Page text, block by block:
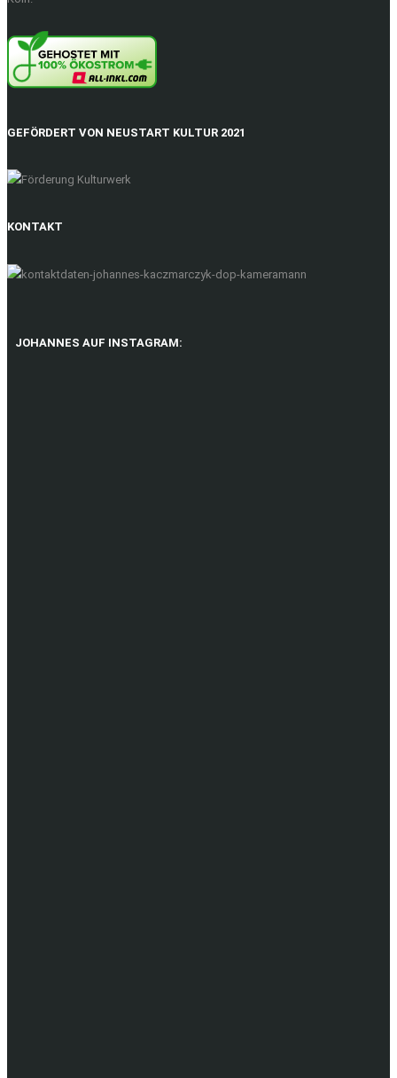
GEFÖRDERT VON NEUSTART KULTUR 2021
KONTAKT
JOHANNES AUF INSTAGRAM: